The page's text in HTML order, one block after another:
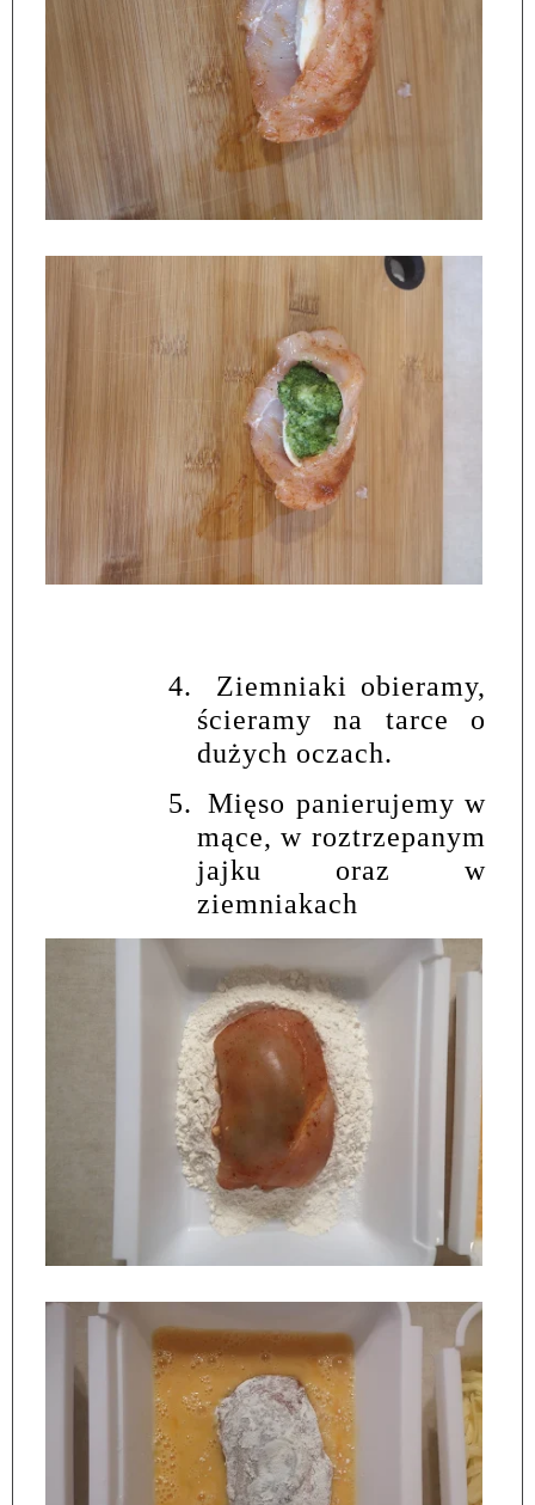
4.
Ziemniaki obieramy,
ścieramy na tarce o
dużych oczach.
5. Mięso panierujemy w
mące, w roztrzepanym
jajku oraz w
ziemniakach